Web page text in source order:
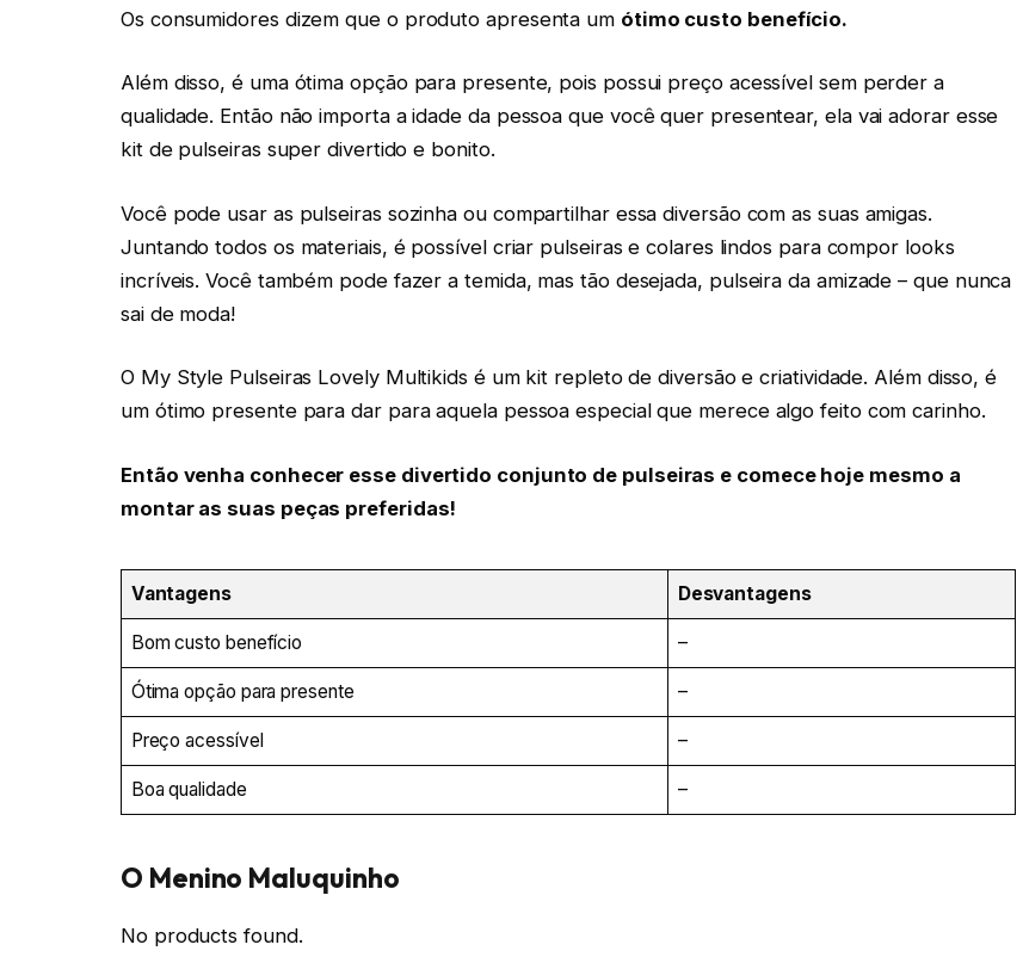
Os consumidores dizem que o produto apresenta um ótimo custo benefício.
Além disso, é uma ótima opção para presente, pois possui preço acessível sem perder a
qualidade. Então não importa a idade da pessoa que você quer presentear, ela vai adorar esse
kit de pulseiras super divertido e bonito.
Você pode usar as pulseiras sozinha ou compartilhar essa diversão com as suas amigas.
Juntando todos os materiais, é possível criar pulseiras e colares lindos para compor looks
incríveis. Você também pode fazer a temida, mas tão desejada, pulseira da amizade – que nunca
sai de moda!
O My Style Pulseiras Lovely Multikids é um kit repleto de diversão e criatividade. Além disso, é
um ótimo presente para dar para aquela pessoa especial que merece algo feito com carinho.
Então venha conhecer esse divertido conjunto de pulseiras e comece hoje mesmo a
montar as suas peças preferidas!
Vantagens Desvantagens
Bom custo benefício –
Ótima opção para presente –
Preço acessível –
Boa qualidade –
O Menino Maluquinho
No products found.